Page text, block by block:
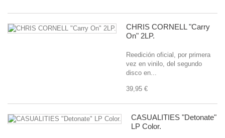
CHRIS CORNELL "Carry
On" 2LP.
Reedición oficial, por primera
vez en vinilo, del segundo
disco en...
39,95 €
CASUALITIES "Detonate"
LP Color.